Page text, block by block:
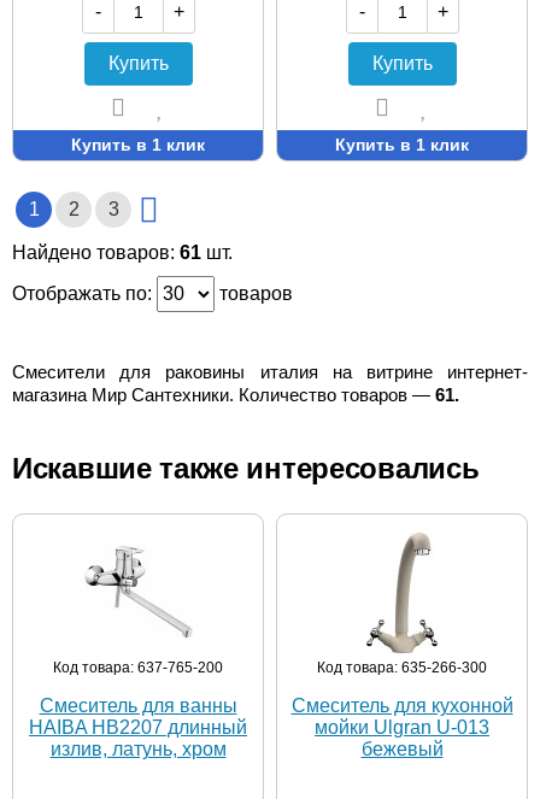
-
+
Купить
Купить в 1 клик
-
+
Купить
Купить в 1 клик
1 2 3
Найдено товаров: 61 шт.
Отображать по:
товаров
Смесители для раковины италия на витрине интернет-
магазина Мир Сантехники. Количество товаров — 61.
Искавшие также интересовались
Код товара: 637-765-200
Смеситель для ванны
HAIBA HB2207 длинный
излив, латунь, хром
Код товара: 635-266-300
Смеситель для кухонной
мойки Ulgran U-013
бежевый